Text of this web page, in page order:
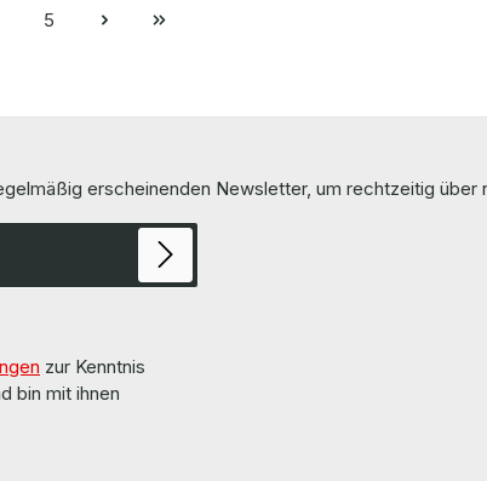
Seite
5
erscheinenden Newsletter, um rechtzeitig
zur Kenntnis
bin mit ihnen